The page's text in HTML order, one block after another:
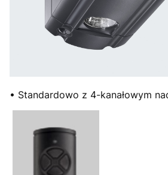
• Standardowo z 4-kanałowym